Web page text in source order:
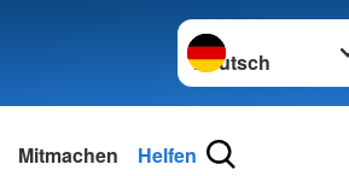
Sprache wechseln zu
Mitmachen Helfen